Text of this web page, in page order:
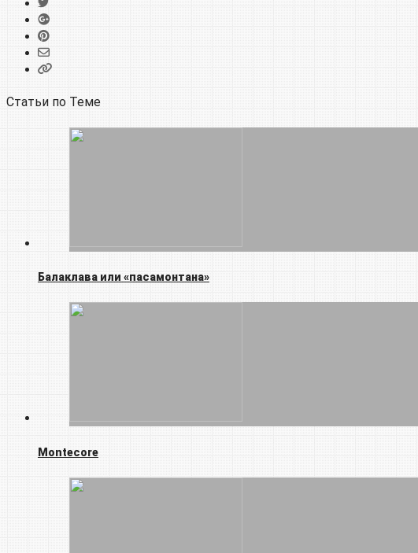
Статьи по Теме
Балаклава или «пасамонтана»
Montecore